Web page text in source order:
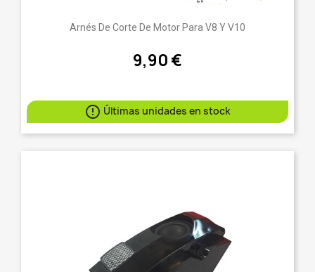
Arnés De Corte De Motor Para V8 Y V10
9,90 €
 Últimas unidades en stock